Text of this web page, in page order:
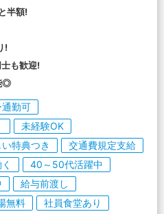
半額!
!
も歓迎!
◎
勤可
未経験OK
特典つき
交通費規定支給
40～50代活躍中
給与前渡し
無料
社員食堂あり